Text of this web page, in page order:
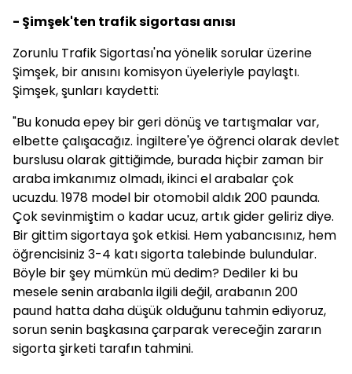
- Şimşek'ten trafik sigortası anısı
Zorunlu Trafik Sigortası'na yönelik sorular üzerine
Şimşek, bir anısını komisyon üyeleriyle paylaştı.
Şimşek, şunları kaydetti:
"Bu konuda epey bir geri dönüş ve tartışmalar var,
elbette çalışacağız. İngiltere'ye öğrenci olarak devlet
burslusu olarak gittiğimde, burada hiçbir zaman bir
araba imkanımız olmadı, ikinci el arabalar çok
ucuzdu. 1978 model bir otomobil aldık 200 paunda.
Çok sevinmiştim o kadar ucuz, artık gider geliriz diye.
Bir gittim sigortaya şok etkisi. Hem yabancısınız, hem
öğrencisiniz 3-4 katı sigorta talebinde bulundular.
Böyle bir şey mümkün mü dedim? Dediler ki bu
mesele senin arabanla ilgili değil, arabanın 200
paund hatta daha düşük olduğunu tahmin ediyoruz,
sorun senin başkasına çarparak vereceğin zararın
sigorta şirketi tarafın tahmini.